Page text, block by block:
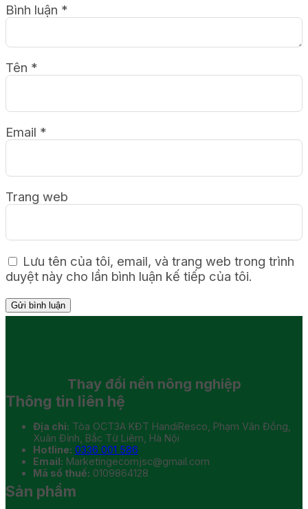
Bình luận *
Tên *
Email *
Trang web
Lưu tên của tôi, email, và trang web trong trình
duyệt này cho lần bình luận kế tiếp của tôi.
Thay đổi nền nông nghiệp
Thông tin liên hệ
Địa chỉ: Tòa OCT3A KĐT HandiResco, Phạm Văn Đồng,
Xuân Đỉnh, Bắc Từ Liêm, Hà Nội
Hotline: 0336 001 586
Email: Marketingecomjsc@gmail.com
Mã số thuế: 0109864128
Sản phẩm